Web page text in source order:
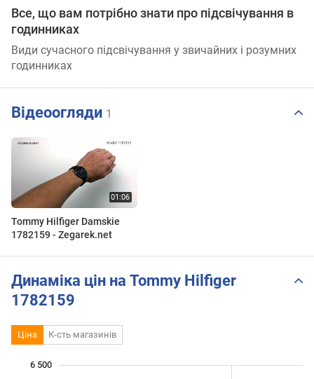
Все, що вам потрібно знати про підсвічування в
годинниках
Види сучасного підсвічування у звичайних і розумних
годинниках
Відеоогляди 1
Tommy Hilfiger Damskie
1782159 - Zegarek.net
Динаміка цін на Tommy Hilfiger
1782159
Ціна К-сть магазинів
6 500